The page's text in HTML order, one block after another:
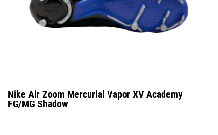
Nike Air Zoom Mercurial Vapor XV Academy
FG/MG Shadow